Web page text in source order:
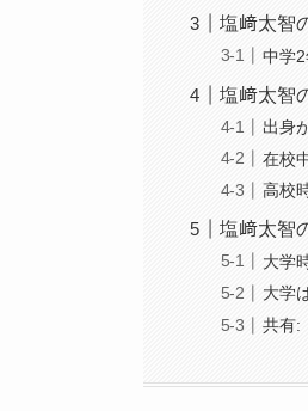
塩﨑太智
中学
塩﨑太智
出身
在校
高校
塩﨑太智
大学
大学
共有: